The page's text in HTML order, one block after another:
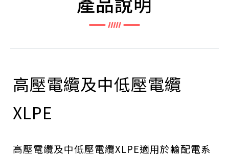
高壓電纜及中低壓電纜
XLPE
高壓電纜及中低壓電纜XLPE適用於輸配電系